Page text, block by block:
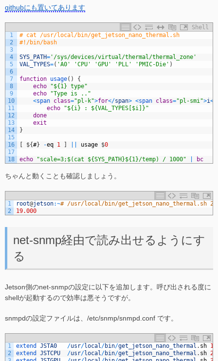
githubにも置いてあります
Shell
1
2
3
4
5
6
7
8
9
10
11
12
13
14
15
16
17
18
# cat /usr/local/bin/get_jetson_nano_thermal.sh
#!/bin/bash
SYS_PATH= '/sys/devices/virtual/thermal/thermal_zone'
VAL_TYPES=( 'A0' 'CPU' 'GPU' 'PLL' 'PMIC-Die' )
function usage( )
{
echo
"${1} type"
echo
"Type is .."
<span class="pl-k">for</span> <span class="pl-smi">i<
echo
"${i} : ${VAL_TYPES[$i]}"
done
exit
}
${#} -eq 1 usage $0
echo "scale=3;$(cat ${SYS_PATH}${1}/temp) / 1000" bc
ちゃんと動くことも確認しましょう。
1
2
root@jetson:~# /usr/local/bin/get_jetson_nano_thermal.sh 2
19.000
net-snmp経由で読み出せるようにす
る
Jetson側のnet-snmpの設定に以下を追加します。呼び出される度に
shellが起動するので効率は悪そうですが。
snmpdの設定ファイルは、/etc/snmp/snmpd.conf です。
1
2
extend JSTA0 /usr/local/bin/get_jetson_nano_thermal . sh 1
extend JSTCPU /usr/local/bin/get_jetson_nano_thermal . sh 2